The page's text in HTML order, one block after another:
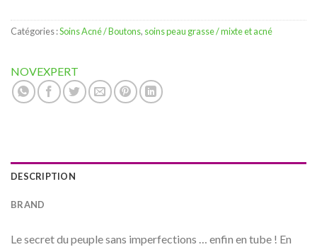
Catégories :Soins Acné / Boutons, soins peau grasse / mixte et acné
NOVEXPERT
DESCRIPTION
BRAND
Le secret du peuple sans imperfections … enfin en tube ! En